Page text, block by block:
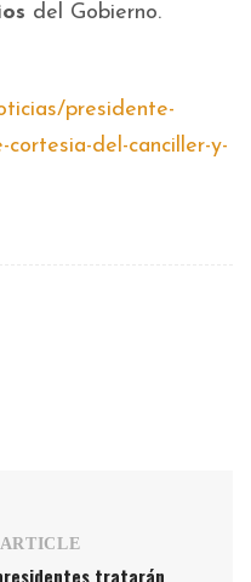
del Gobierno.
presidente-
del-canciller-y-
tratarán